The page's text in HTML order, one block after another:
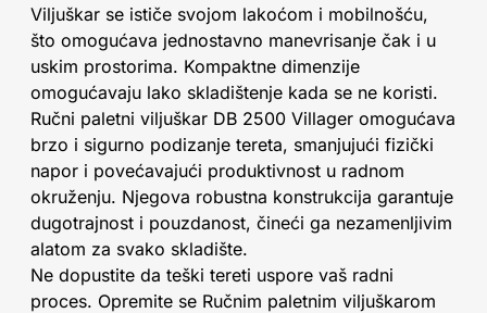
Viljuškar se ističe svojom lakoćom i mobilnošću,
što omogućava jednostavno manevrisanje čak i u
uskim prostorima. Kompaktne dimenzije
omogućavaju lako skladištenje kada se ne koristi.
Ručni paletni viljuškar DB 2500 Villager omogućava
brzo i sigurno podizanje tereta, smanjujući fizički
napor i povećavajući produktivnost u radnom
okruženju. Njegova robustna konstrukcija garantuje
dugotrajnost i pouzdanost, čineći ga nezamenljivim
alatom za svako skladište.
Ne dopustite da teški tereti uspore vaš radni
proces. Opremite se Ručnim paletnim viljuškarom